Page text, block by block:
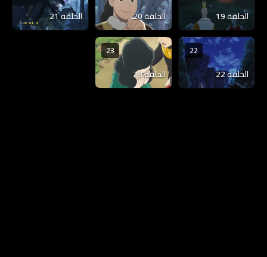
الحلقة 19 الحلقة 20 الحلقة 21
22
الحلقة 22
23
الحلقة 23